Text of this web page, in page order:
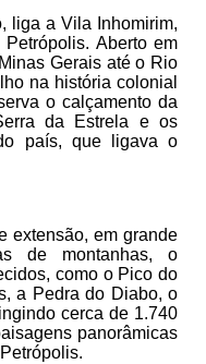
liga a Vila Inhomirim,
Aberto em
Gerais até o Rio
na história colonial
o calçamento da
da Estrela e os
país, que ligava o
extensão, em grande
de montanhas, o
como o Pico do
a Pedra do Diabo, o
cerca de 1.740
panorâmicas